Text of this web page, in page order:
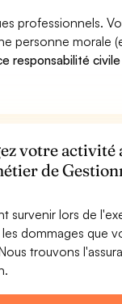
professionnels.
personne morale
responsabilité civile
votre activité
de
survenir lors de
dommages que
trouvons